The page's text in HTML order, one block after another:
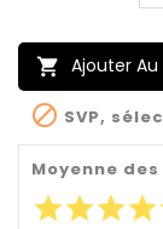
 Ajouter Au
 SVP,
Moyenne
starstarstarstar